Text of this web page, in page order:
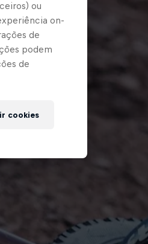
ou
on-
de
podem
de
cookies